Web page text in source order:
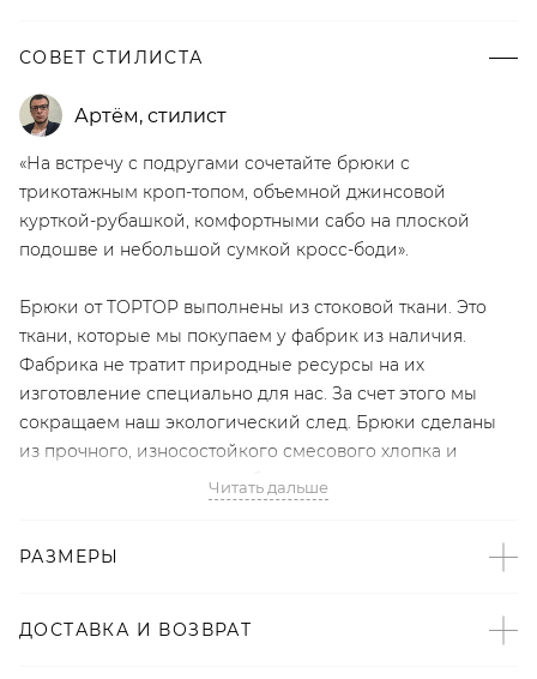
СОВЕТ СТИЛИСТА
Артём, стилист
«На встречу с подругами сочетайте брюки с
трикотажным кроп-топом, объемной джинсовой
курткой-рубашкой, комфортными сабо на плоской
подошве и небольшой сумкой кросс-боди».
Брюки от TOPTOP выполнены из стоковой ткани. Это
ткани, которые мы покупаем у фабрик из наличия.
Фабрика не тратит природные ресурсы на их
изготовление специально для нас. За счет этого мы
сокращаем наш экологический след. Брюки сделаны
из прочного, износостойкого смесового хлопка и
дополнены разрезами по бокам снизу.
Артикул
Читать дальше
РАЗМЕРЫ
ДОСТАВКА И ВОЗВРАТ